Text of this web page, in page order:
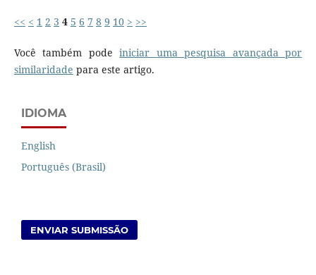
<< < 1 2 3 4 5 6 7 8 9 10 > >>
Você também podeiniciar uma pesquisa avançada por
similaridade para este artigo.
IDIOMA
English
Português (Brasil)
ENVIAR SUBMISSÃO